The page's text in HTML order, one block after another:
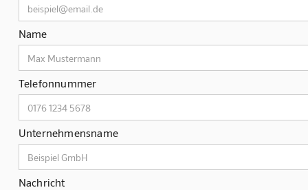
Name
Telefonnummer
Unternehmensname
Nachricht